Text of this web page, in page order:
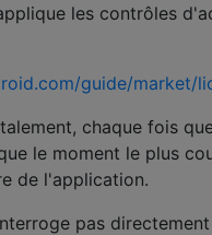
les contrôles
guide/market/
chaque fois
le moment le plus
de l'application.
pas